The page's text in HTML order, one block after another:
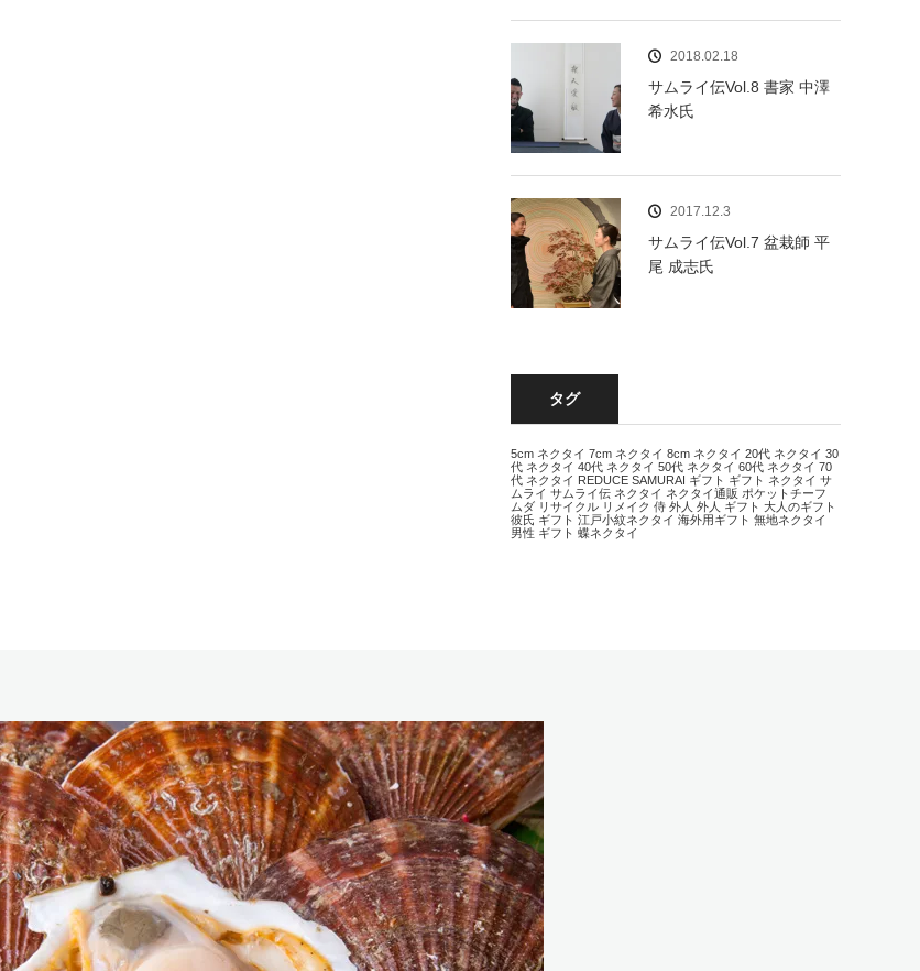
2018.02.18
サムライ伝Vol.8 書家 中澤
希水氏
2017.12.3
サムライ伝Vol.7 盆栽師 平
尾 成志氏
タグ
5cm ネクタイ 7cm ネクタイ 8cm ネクタイ 20代 ネクタイ 30
代 ネクタイ 40代 ネクタイ 50代 ネクタイ 60代 ネクタイ 70
代 ネクタイ REDUCE SAMURAI ギフト ギフト ネクタイ サ
ムライ サムライ伝 ネクタイ ネクタイ通販 ポケットチーフ
ムダ リサイクル リメイク 侍 外人 外人 ギフト 大人のギフト
彼氏 ギフト 江戸小紋ネクタイ 海外用ギフト 無地ネクタイ
男性 ギフト 蝶ネクタイ